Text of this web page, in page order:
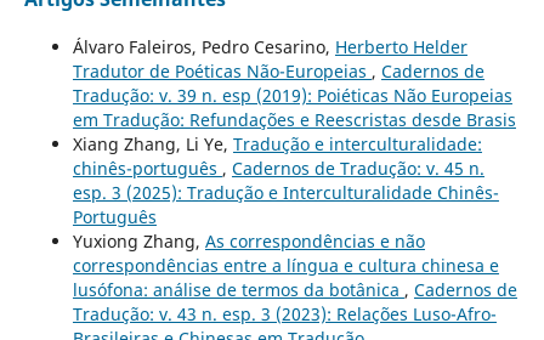
Álvaro Faleiros, Pedro Cesarino, Herberto Helder
Tradutor de Poéticas Não-Europeias , Cadernos de
Tradução: v. 39 n. esp (2019): Poiéticas Não Europeias
em Tradução: Refundações e Reescristas desde Brasis
Xiang Zhang, Li Ye, Tradução e interculturalidade:
chinês-português , Cadernos de Tradução: v. 45 n.
esp. 3 (2025): Tradução e Interculturalidade Chinês-
Português
Yuxiong Zhang, As correspondências e não
correspondências entre a língua e cultura chinesa e
lusófona: análise de termos da botânica , Cadernos de
Tradução: v. 43 n. esp. 3 (2023): Relações Luso-Afro-